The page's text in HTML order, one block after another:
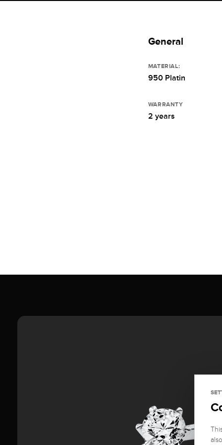
General
MATERIAL:
950 Platin
WARRANTY
2 years